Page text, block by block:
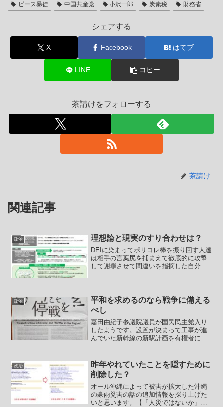
ピース暴徒 中国共産党 小沢一郎 炭素税 財務省
シェアする
X Facebook はてブ
LINE コピー
茶請けをフォローする
茶請け
関連記事
政治 理想論と現実のすり合わせは？
DEIに染まってポリコレ棒を振り回す人達
は相手の言葉尻を捕まえて徹底的に攻撃
して謝罪させて間違いを指摘した自分達
せて、非を認めた瞬間...
政治
平和を求めるのなら戦争に備える
べし
嘉田由紀子参議院議員が国民民主党入り
したようです。設置が決まって工事が進
んでいた新幹線の新駅計画を有権者にア
（嘉田の後継となった三日月知事もこの
負の遺産に足を引っ張られて...
政治
昨年やれていたことを隠すために
削除した？
オール沖縄によって被害が拡大した沖縄
の豪雨災害の話の追加情報を採り上げた
いと思います。【「人災ではないか」被